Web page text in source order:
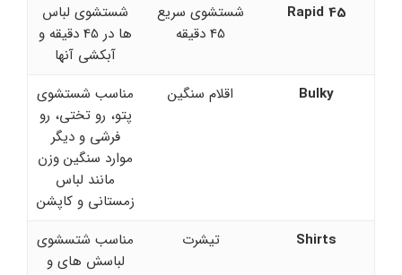
Rapid 45
شستشوی سریع
45 دقیقه
شستشوی لباس
ها در 45 دقیقه و
آبکشی آنها
Bulky
اقلام سنگین
مناسب شستشوی
پتو، رو تختی، رو
فرشی و دیگر
موارد سنگین وزن
مانند لباس
زمستانی و کاپشن
Shirts
تیشرت
مناسب شتسشوی
لباسش های و